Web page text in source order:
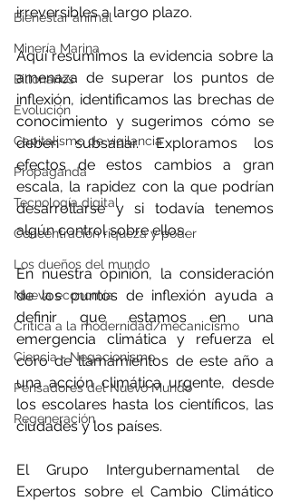
Bienestar animal
Minería Marina
Billonarios
Evolución
Capitalismo de vigilancia
Propaganda
Tecnología digital
Concentración riqueza y poder
Los dueños del mundo
Nueva economía
Crítica a la modernidad/mecanicismo
Ciencia - Negacionismo
Pensadores del Nuevo Mundo
Regeneración
irreversibles a largo plazo.
Aquí resumimos la evidencia sobre la
amenaza de superar los puntos de
inflexión, identificamos las brechas de
conocimiento y sugerimos cómo se
deben subsanar. Exploramos los
efectos de estos cambios a gran
escala, la rapidez con la que podrían
desarrollarse y si todavía tenemos
algún control sobre ellos.
En nuestra opinión, la consideración
de los puntos de inflexión ayuda a
definir que estamos en una
emergencia climática y refuerza el
coro de llamamientos de este año a
una acción climática urgente, desde
los escolares hasta los científicos, las
ciudades y los países.
El Grupo Intergubernamental de
Expertos sobre el Cambio Climático